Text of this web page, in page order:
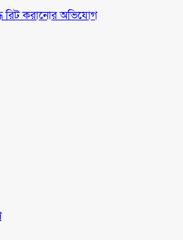
রিট করানোর অভিযোগ